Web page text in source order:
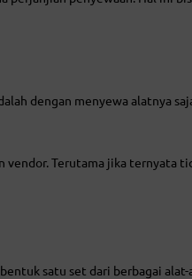
dengan menyewa alatnya
Terutama jika ternyata
satu set dari berbagai